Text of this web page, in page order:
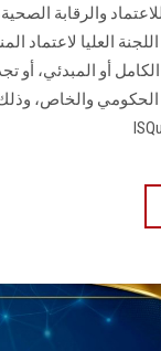
والرقابة
العليا لاعتماد
والخاص، وذلك